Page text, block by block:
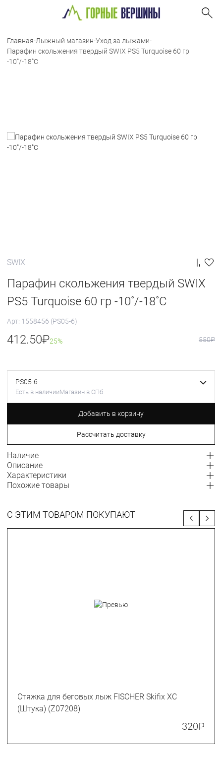
Главная-Лыжный магазин-Уход за лыжами-
Парафин скольжения твердый SWIX PS5 Turquoise 60 гр
-10˚/-18˚С
SWIX
Парафин скольжения твердый SWIX
PS5 Turquoise 60 гр -10˚/-18˚С
Арт: 1558456 (PS05-6)
412.50₽25% 550₽
PS05-6
Есть в наличииМагазин в СПб
Добавить в корзину
Рассчитать доставку
Наличие
Описание
Характеристики
Похожие товары
С ЭТИМ ТОВАРОМ ПОКУПАЮТ
Стяжка для беговых лыж FISCHER Skifix XC
(Штука) (Z07208)
320₽